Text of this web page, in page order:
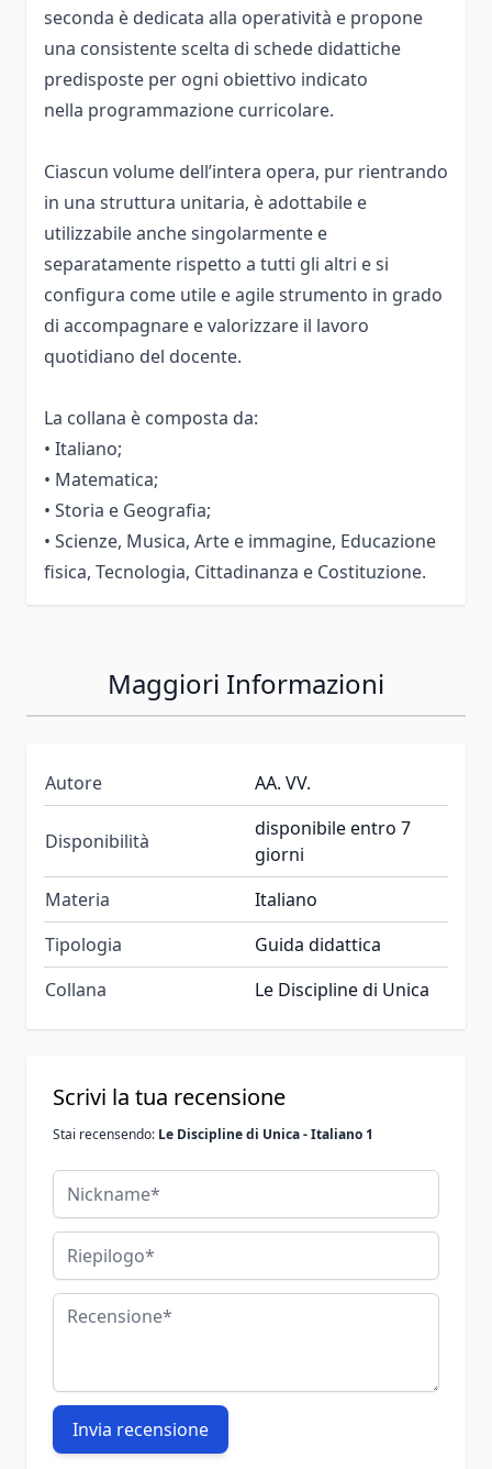
seconda è dedicata alla operatività e propone
una consistente scelta di schede didattiche
predisposte per ogni obiettivo indicato
nella programmazione curricolare.
Ciascun volume dell’intera opera, pur rientrando
in una struttura unitaria, è adottabile e
utilizzabile anche singolarmente e
separatamente rispetto a tutti gli altri e si
configura come utile e agile strumento in grado
di accompagnare e valorizzare il lavoro
quotidiano del docente.
La collana è composta da:
• Italiano;
• Matematica;
• Storia e Geografia;
• Scienze, Musica, Arte e immagine, Educazione
fisica, Tecnologia, Cittadinanza e Costituzione.
Maggiori Informazioni
Autore AA. VV.
Disponibilità
disponibile entro 7
giorni
Materia
Italiano
Tipologia
Guida didattica
Collana
Le Discipline di Unica
Scrivi la tua recensione
Stai recensendo: Le Discipline di Unica - Italiano 1
Nickname
Riepilogo
Recensione
Invia recensione